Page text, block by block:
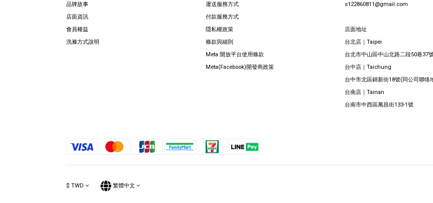
品牌故事
店面資訊
會員權益
洗滌方式說明
運送服務方式
付款服務方式
隱私權政策
條款與細則
Meta 開放平台使用條款
Meta(Facebook)開發商政策
s122860811@gmail.com
店面地址
台北店｜Taipei
台北市中山區中山北路二段50巷37
台中店｜Taichung
台中市北區錦新街18號(同公司聯络
台南店｜Tainan
台南市中西區萬昌街133-1號
$ TWD 繁體中文